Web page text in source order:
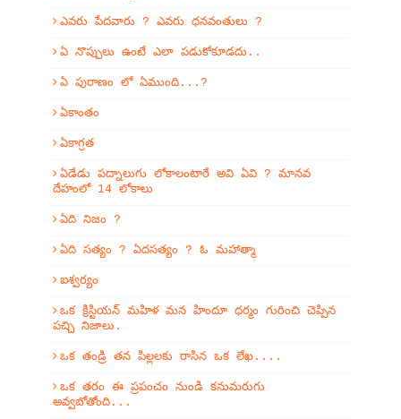
ఎవరు పేదవారు ? ఎవరు ధనవంతులు ?
ఏ నొప్పులు ఉంటే ఎలా పడుకోకూడదు..
ఏ పురాణం లో ఏముంది...?
ఏకాంతం
ఏకాగ్రత
ఏడేడు పద్నాలుగు లోకాలంటారే అవి ఏవి ? మానవ
దేహంలో 14 లోకాలు
ఏది నిజం ?
ఏది సత్యం ? ఏదసత్యం ? ఓ మహాత్మా
ఐశ్వర్యం
ఒక క్రిస్టియన్ మహిళ మన హిందూ ధర్మం గురించి చెప్పిన
పచ్చి నిజాలు.
ఒక తండ్రి తన పిల్లలకు రాసిన ఒక లేఖ....
ఒక తరం ఈ ప్రపంచం నుండి కనుమరుగు
అవ్వబోతోంది...